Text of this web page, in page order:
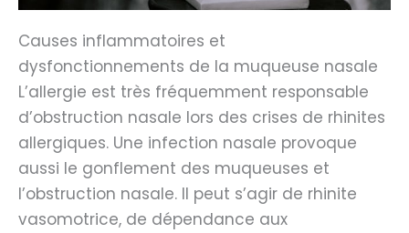
Causes inflammatoires et
dysfonctionnements de la muqueuse nasale
L’allergie est très fréquemment responsable
d’obstruction nasale lors des crises de rhinites
allergiques. Une infection nasale provoque
aussi le gonflement des muqueuses et
l’obstruction nasale. Il peut s’agir de rhinite
vasomotrice, de dépendance aux